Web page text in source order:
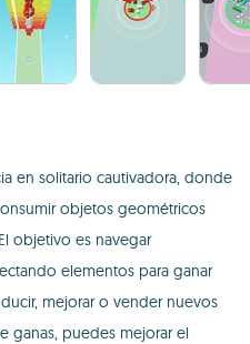
en solitario cautivadora, donde
objetos geométricos
objetivo es navegar
elementos para ganar
mejorar o vender nuevos
ganas, puedes mejorar el